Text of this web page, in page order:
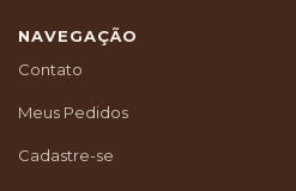
NAVEGAÇÃO
Contato
Meus Pedidos
Cadastre-se